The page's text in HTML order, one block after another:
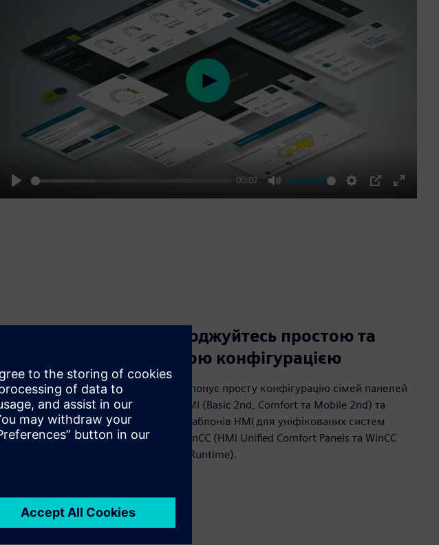
Play
00:07
Mute Settings
PIP
Enter
Play
які ви
сучасну,
роботи. Модульна
зміни кольорів
Насолоджуйтесь простою та
зручною конфігурацією
Пакет пропонує просту конфігурацію сімей панелей
SIMATIC HMI (Basic 2nd, Comfort та Mobile 2nd) та
майстра шаблонів HMI для уніфікованих систем
SIMATIC WinCC (HMI Unified Comfort Panels та WinCC
Unified PC Runtime).